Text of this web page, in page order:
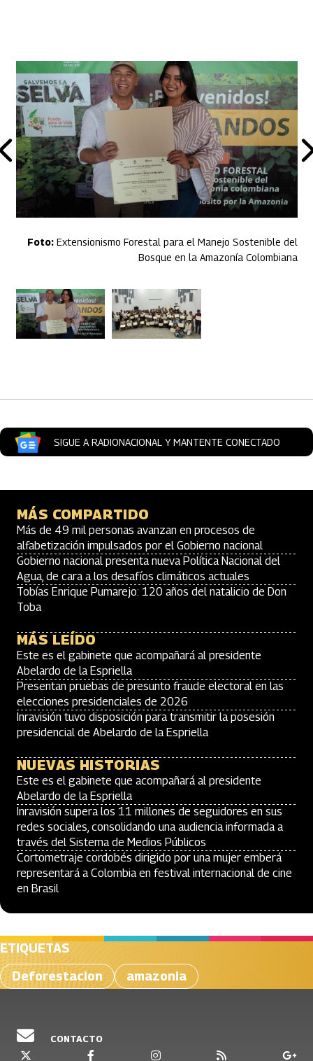
Extensionismo Forestal para el Manejo Sostenible del
Bosque en la Amazonía Colombiana
SIGUE A RADIONACIONAL Y MANTENTE CONECTADO
MÁS COMPARTIDO
Más de 49 mil personas avanzan en procesos de
alfabetización impulsados por el Gobierno nacional
Gobierno nacional presenta nueva Política Nacional del
Agua, de cara a los desafíos climáticos actuales
Tobías Enrique Pumarejo: 120 años del natalicio de Don
Toba
MÁS LEÍDO
Este es el gabinete que acompañará al presidente
Abelardo de la Espriella
Presentan pruebas de presunto fraude electoral en las
elecciones presidenciales de 2026
Inravisión tuvo disposición para transmitir la posesión
presidencial de Abelardo de la Espriella
NUEVAS HISTORIAS
Este es el gabinete que acompañará al presidente
Abelardo de la Espriella
Inravisión supera los 11 millones de seguidores en sus
redes sociales, consolidando una audiencia informada a
través del Sistema de Medios Públicos
Cortometraje cordobés dirigido por una mujer emberá
representará a Colombia en festival internacional de cine
en Brasil
ETIQUETAS
Deforestacion
amazonia
CONTACTO